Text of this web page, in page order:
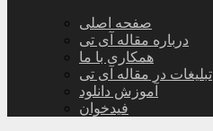
صفحه اصلی
درباره مقاله آی تی
همکاری با ما
تبلیغات در مقاله آی تی
آموزش دانلود
فیدخوان